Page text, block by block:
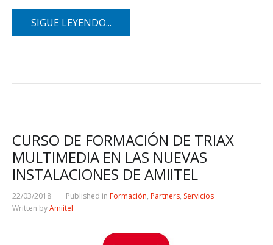
SIGUE LEYENDO...
CURSO DE FORMACIÓN DE TRIAX
MULTIMEDIA EN LAS NUEVAS
INSTALACIONES DE AMIITEL
22/03/2018 Published in Formación, Partners, Servicios
Written byAmiitel